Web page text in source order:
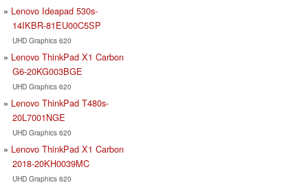
Lenovo Ideapad 530s-
14IKBR-81EU00C5SP
UHD Graphics 620
Lenovo ThinkPad X1 Carbon
G6-20KG003BGE
UHD Graphics 620
Lenovo ThinkPad T480s-
20L7001NGE
UHD Graphics 620
Lenovo ThinkPad X1 Carbon
2018-20KH0039MC
UHD Graphics 620